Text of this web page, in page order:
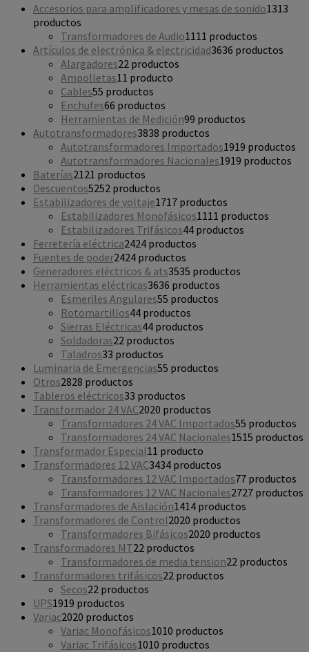
Accesorios para amplificadores y mesas de sonido1313
productos
Transformadores de Audio11 11 productos
Artículos de electrónica & electricidad3636 productos
Alargadores22 productos
Ampolletas1 1 producto
Cables55 productos
Enchufes66 productos
Herramientas de Medición99 productos
Autotransformadores3838 productos
Autotransformadores Importados1919 productos
Autotransformadores Nacionales1919 productos
Baterías21 21 productos
Descuentos5252 productos
Estabilizadores de voltaje1717 productos
Estabilizadores Monofásicos11 11 productos
Estabilizadores Trifásicos44 productos
Ferretería eléctrica2424 productos
Fuentes de poder2424 productos
Generadores eléctricos & ats3535 productos
Herramientas eléctricas3636 productos
Esmeriles Angulares55 productos
Rotomartillos44 productos
Sierras Eléctricas44 productos
Soldadoras22 productos
Taladros33 productos
Luminaria de Emergencias55 productos
Otros2828 productos
Tableros eléctricos33 productos
Transformador 24 VAC2020 productos
Transformadores 24 VAC Importados55 productos
Transformadores 24 VAC Nacionales1515 productos
Transformador Especial1 1 producto
Transformadores 12 VAC3434 productos
Transformadores 12 VAC Importados77 productos
Transformadores 12 VAC Nacionales2727 productos
Transformadores de Aislación1414 productos
Transformadores de Control2020 productos
Transformadores Bifásicos2020 productos
Transformadores MT22 productos
Transformadores de media tension22 productos
Transformadores trifásicos22 productos
Secos22 productos
UPS1919 productos
Variac2020 productos
Variac Monofásicos1010 productos
Variac Trifásicos1010 productos